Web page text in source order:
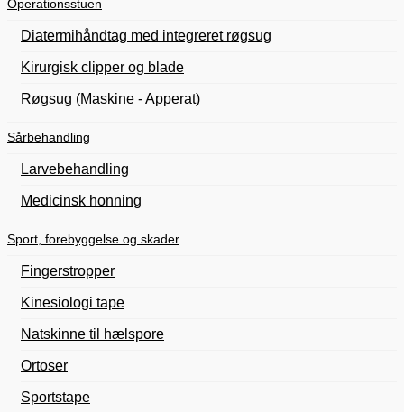
Operationsstuen
Diatermihåndtag med integreret røgsug
Kirurgisk clipper og blade
Røgsug (Maskine - Apperat)
Sårbehandling
Larvebehandling
Medicinsk honning
Sport, forebyggelse og skader
Fingerstropper
Kinesiologi tape
Natskinne til hælspore
Ortoser
Sportstape